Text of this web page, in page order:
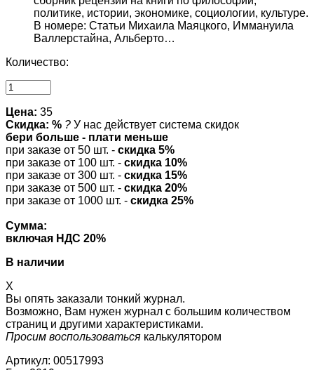
политике, истории, экономике, социологии, культуре.
В номере: Статьи Михаила Маяцкого, Иммануила
Валлерстайна, Альберто…
Количество:
Цена: 35
Скидка: % ? У нас действует система скидок
бери больше - плати меньше
при заказе от 50 шт. - скидка 5%
при заказе от 100 шт. - скидка 10%
при заказе от 300 шт. - скидка 15%
при заказе от 500 шт. - скидка 20%
при заказе от 1000 шт. - скидка 25%
Сумма:
включая НДС 20%
В наличии
X
Вы опять заказали тонкий журнал.
Возможно, Вам нужен журнал с большим количеством
страниц и другими характеристиками.
Просим воспользоваться калькулятором
Артикул: 00517993